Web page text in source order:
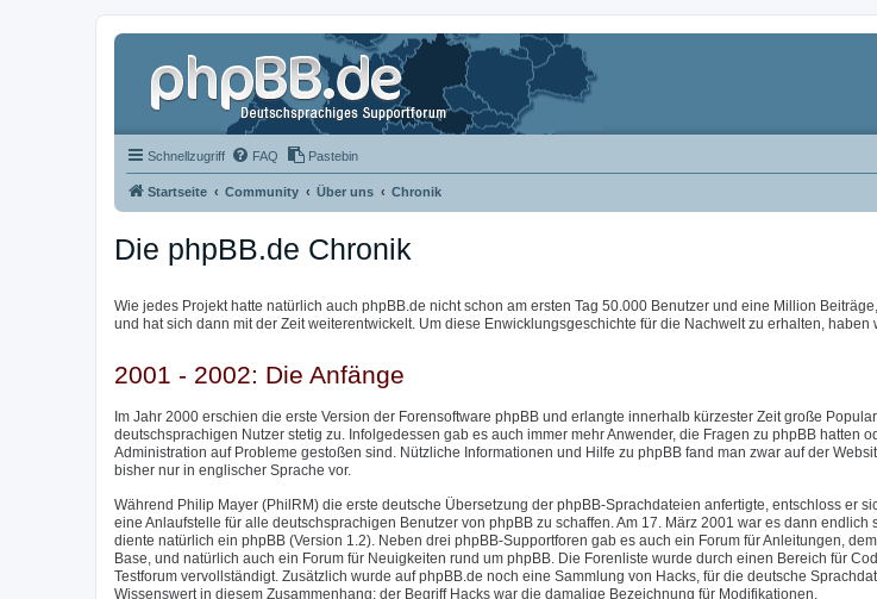
Schnellzugriff FAQ Pastebin
Startseite Community Über uns Chronik
Die phpBB.de Chronik
Wie jedes Projekt hatte natürlich auch phpBB.de nicht schon am ersten Tag 50.000 Benutzer und eine Million
und hat sich dann mit der Zeit weiterentwickelt. Um diese Enwicklungsgeschichte für die Nachwelt zu erhalten,
2001 - 2002: Die Anfänge
Im Jahr 2000 erschien die erste Version der Forensoftware phpBB und erlangte innerhalb kürzester Zeit große
deutschsprachigen Nutzer stetig zu. Infolgedessen gab es auch immer mehr Anwender, die Fragen zu phpBB hatten
Administration auf Probleme gestoßen sind. Nützliche Informationen und Hilfe zu phpBB fand man zwar auf der
bisher nur in englischer Sprache vor.
Während Philip Mayer (PhilRM) die erste deutsche Übersetzung der phpBB-Sprachdateien anfertigte, entschloss er
eine Anlaufstelle für alle deutschsprachigen Benutzer von phpBB zu schaffen. Am 17. März 2001 war es dann endlich
diente natürlich ein phpBB (Version 1.2). Neben drei phpBB-Supportforen gab es auch ein Forum für Anleitungen,
Base, und natürlich auch ein Forum für Neuigkeiten rund um phpBB. Die Forenliste wurde durch einen Bereich für
Testforum vervollständigt. Zusätzlich wurde auf phpBB.de noch eine Sammlung von Hacks, für die deutsche
Wissenswert in diesem Zusammenhang: der Begriff Hacks war die damalige Bezeichnung für Modifikationen.